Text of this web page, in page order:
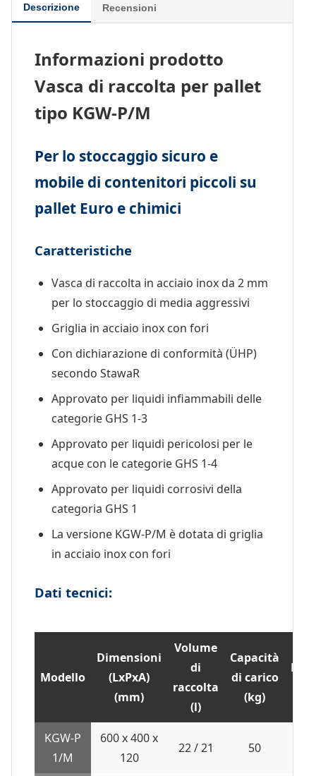
Descrizione Recensioni
Informazioni prodotto
Vasca di raccolta per pallet
tipo KGW-P/M
Per lo stoccaggio sicuro e
mobile di contenitori piccoli su
pallet Euro e chimici
Caratteristiche
Vasca di raccolta in acciaio inox da 2 mm
per lo stoccaggio di media aggressivi
Griglia in acciaio inox con fori
Con dichiarazione di conformità (ÜHP)
secondo StawaR
Approvato per liquidi infiammabili delle
categorie GHS 1-3
Approvato per liquidi pericolosi per le
acque con le categorie GHS 1-4
Approvato per liquidi corrosivi della
categoria GHS 1
La versione KGW-P/M è dotata di griglia
in acciaio inox con fori
Dati tecnici:
Modello
Dimensioni
(LxPxA)
(mm)
Volume
di
raccolta
(l)
Capacità
di carico
(kg)
Peso
KGW-P
1/M
600 x 400 x
120
22 / 21 50